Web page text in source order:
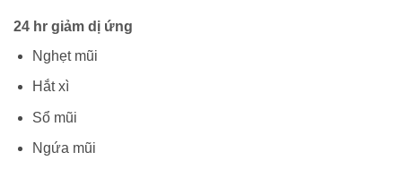
24 hr giảm dị ứng
Nghẹt mũi
Hắt xì
Sổ mũi
Ngứa mũi